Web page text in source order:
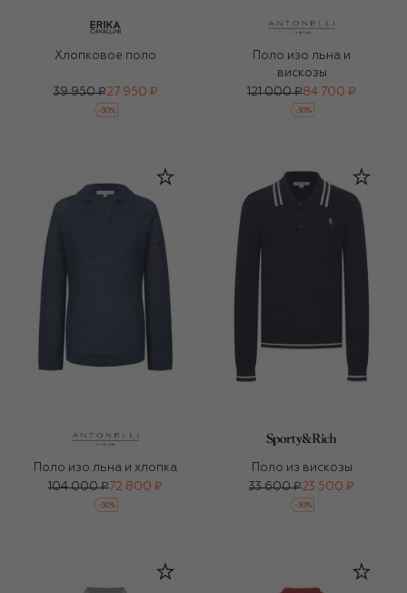
Хлопковое поло
39 950 ₽27 950 ₽
-30%
Поло изо льна и
вискозы
121 000 ₽84 700 ₽
-30%
Поло изо льна и хлопка
104 000 ₽72 800 ₽
-30%
Поло из вискозы
33 600 ₽23 500 ₽
-30%